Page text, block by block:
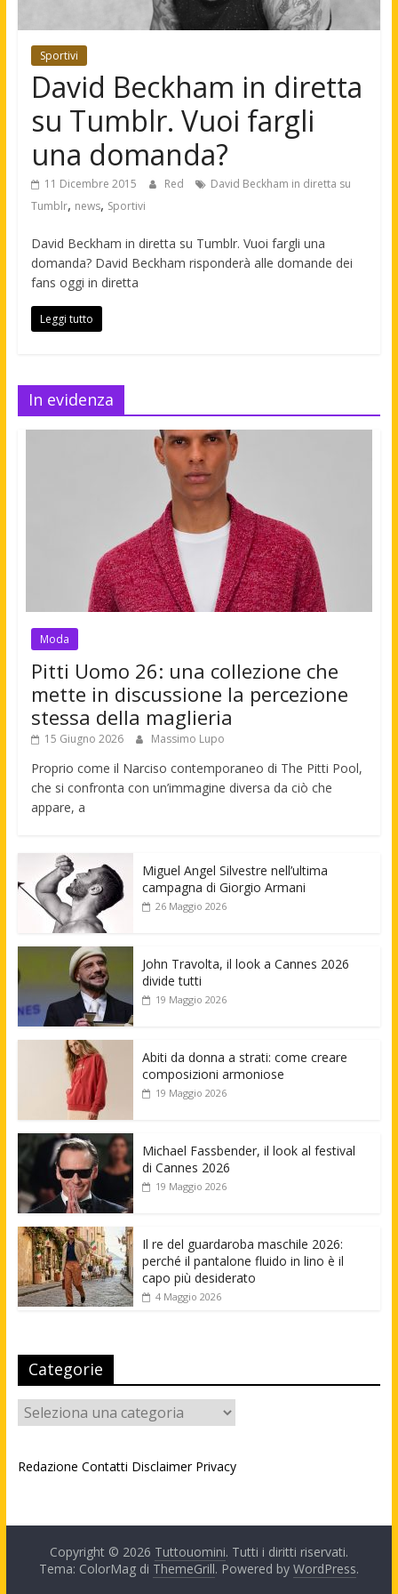
Sportivi
David Beckham in diretta
su Tumblr. Vuoi fargli
una domanda?
11 Dicembre 2015 Red
David Beckham in diretta su
Tumblr, news, Sportivi
David Beckham in diretta su Tumblr. Vuoi fargli una
domanda? David Beckham risponderà alle domande dei
fans oggi in diretta
Leggi tutto
In evidenza
Moda
Pitti Uomo 26: una collezione che
mette in discussione la percezione
stessa della maglieria
15 Giugno 2026 Massimo Lupo
Proprio come il Narciso contemporaneo di The Pitti Pool,
che si confronta con un’immagine diversa da ciò che
appare, a
Miguel Angel Silvestre nell’ultima
campagna di Giorgio Armani
26 Maggio 2026
John Travolta, il look a Cannes 2026
divide tutti
19 Maggio 2026
Abiti da donna a strati: come creare
composizioni armoniose
19 Maggio 2026
Michael Fassbender, il look al festival
di Cannes 2026
19 Maggio 2026
Il re del guardaroba maschile 2026:
perché il pantalone fluido in lino è il
capo più desiderato
4 Maggio 2026
Categorie
Categorie
Redazione Contatti Disclaimer Privacy
Copyright © 2026 Tuttouomini. Tutti i diritti riservati.
Tema: ColorMag di ThemeGrill. Powered by WordPress.